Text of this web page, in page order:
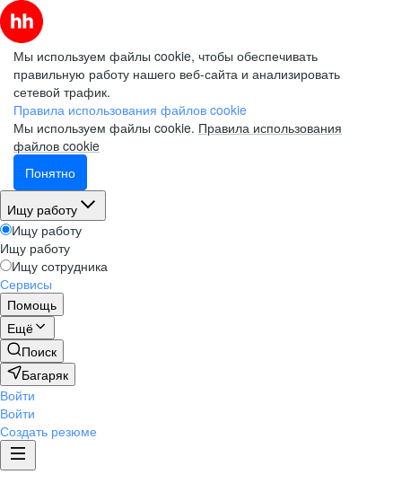
Мы используем файлы cookie, чтобы обеспечивать
правильную работу нашего веб-сайта и анализировать
сетевой трафик.
Правила использования файлов cookie
Мы используем файлы cookie. Правила использования
файлов cookie
Понятно
Ищу работу
Ищу работу
Ищу работу
Ищу сотрудника
Сервисы
Помощь
Ещё
Поиск
Багаряк
Войти
Войти
Создать резюме